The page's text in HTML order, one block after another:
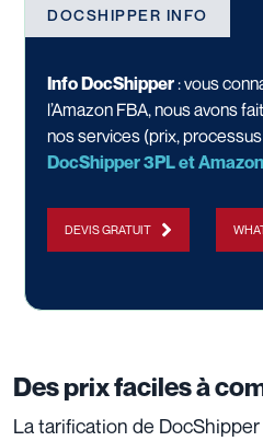
DOCSHIPPER INFO
Info DocShipper: vous
l’Amazon FBA, nous avons
nos services (prix,
DocShipper 3PL et
DEVIS GRATUIT
Des prix faciles à
La tarification de